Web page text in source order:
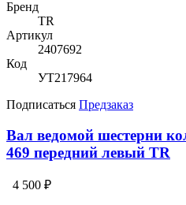
Бренд
TR
Артикул
2407692
Код
УТ217964
Подписаться Предзаказ
Вал ведомой шестерни
469 передний левый TR
4 500 ₽